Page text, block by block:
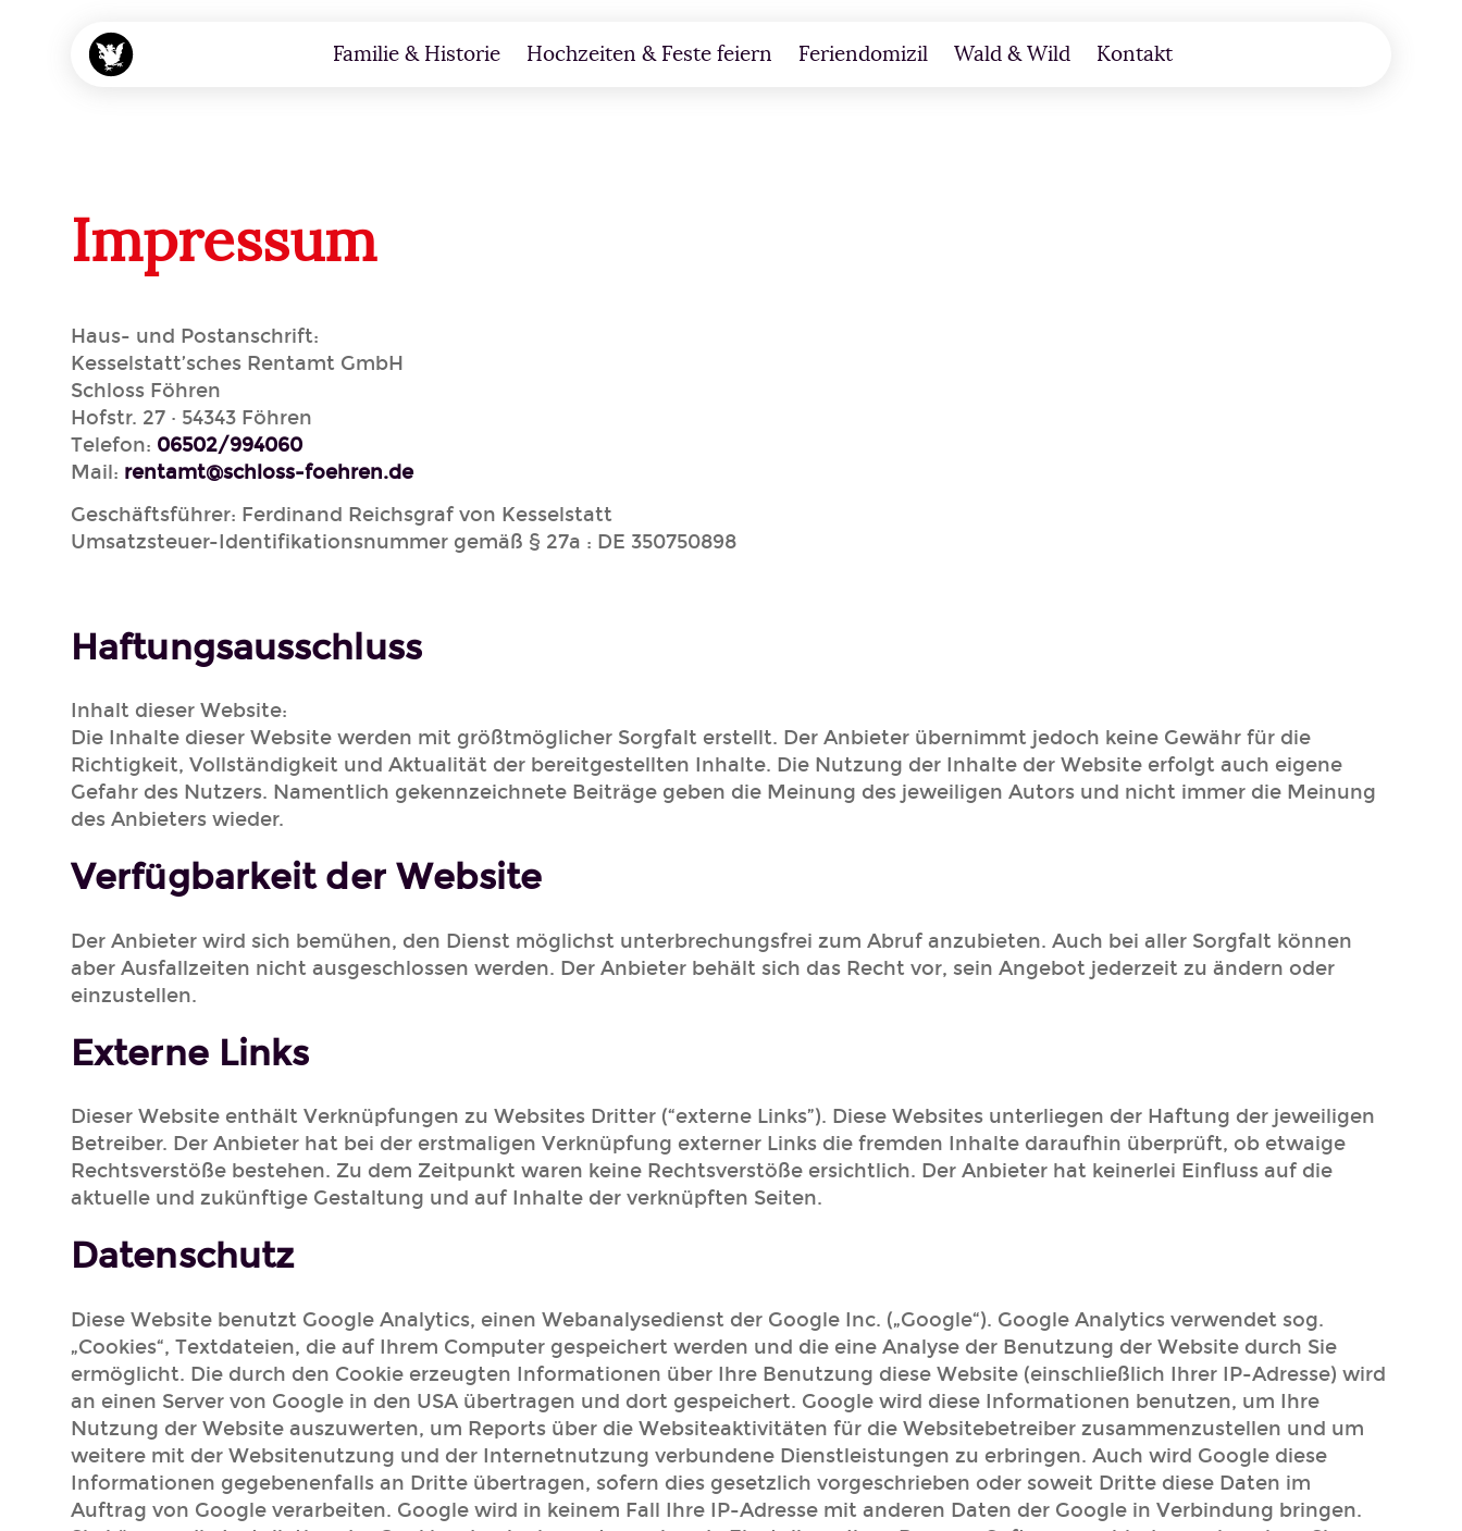
Menü überspringen
Familie & Historie Hochzeiten & Feste feiern Feriendomizil Wald & Wild Kontakt
Impressum
Haus- und Postanschrift:
Kesselstatt’sches Rentamt GmbH
Schloss Föhren
Hofstr. 27 · 54343 Föhren
Telefon: 06502/994060
Mail: rentamt@schloss-foehren.de
Geschäftsführer: Ferdinand Reichsgraf von Kesselstatt
Umsatzsteuer-Identifikationsnummer gemäß § 27a : DE 350750898
Haftungsausschluss
Inhalt dieser Website:
Die Inhalte dieser Website werden mit größtmöglicher Sorgfalt erstellt. Der Anbieter übernimmt jedoch keine Gewähr für die
Richtigkeit, Vollständigkeit und Aktualität der bereitgestellten Inhalte. Die Nutzung der Inhalte der Website erfolgt auch eigene
Gefahr des Nutzers. Namentlich gekennzeichnete Beiträge geben die Meinung des jeweiligen Autors und nicht immer die Meinung
des Anbieters wieder.
Verfügbarkeit der Website
Der Anbieter wird sich bemühen, den Dienst möglichst unterbrechungsfrei zum Abruf anzubieten. Auch bei aller Sorgfalt können
aber Ausfallzeiten nicht ausgeschlossen werden. Der Anbieter behält sich das Recht vor, sein Angebot jederzeit zu ändern oder
einzustellen.
Externe Links
Dieser Website enthält Verknüpfungen zu Websites Dritter (“externe Links”). Diese Websites unterliegen der Haftung der jeweiligen
Betreiber. Der Anbieter hat bei der erstmaligen Verknüpfung externer Links die fremden Inhalte daraufhin überprüft, ob etwaige
Rechtsverstöße bestehen. Zu dem Zeitpunkt waren keine Rechtsverstöße ersichtlich. Der Anbieter hat keinerlei Einfluss auf die
aktuelle und zukünftige Gestaltung und auf Inhalte der verknüpften Seiten.
Datenschutz
Diese Website benutzt Google Analytics, einen Webanalysedienst der Google Inc. („Google“). Google Analytics verwendet sog.
„Cookies“, Textdateien, die auf Ihrem Computer gespeichert werden und die eine Analyse der Benutzung der Website durch Sie
ermöglicht. Die durch den Cookie erzeugten Informationen über Ihre Benutzung diese Website (einschließlich Ihrer IP-Adresse) wird
an einen Server von Google in den USA übertragen und dort gespeichert. Google wird diese Informationen benutzen, um Ihre
Nutzung der Website auszuwerten, um Reports über die Websiteaktivitäten für die Websitebetreiber zusammenzustellen und um
weitere mit der Websitenutzung und der Internetnutzung verbundene Dienstleistungen zu erbringen. Auch wird Google diese
Informationen gegebenenfalls an Dritte übertragen, sofern dies gesetzlich vorgeschrieben oder soweit Dritte diese Daten im
Auftrag von Google verarbeiten. Google wird in keinem Fall Ihre IP-Adresse mit anderen Daten der Google in Verbindung bringen.